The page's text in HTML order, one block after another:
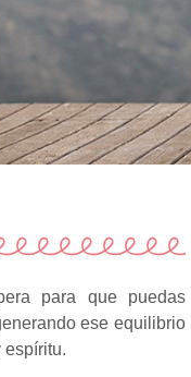
para que puedas
ese equilibrio
espíritu.